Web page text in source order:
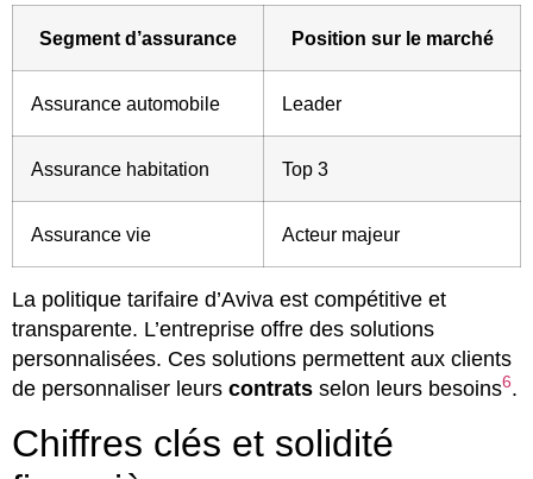
Segment d’assurance Position sur le marché
Assurance automobile Leader
Assurance habitation Top 3
Assurance vie Acteur majeur
La politique tarifaire d’Aviva est compétitive et
transparente. L’entreprise offre des solutions
personnalisées. Ces solutions permettent aux clients
de personnaliser leurs contrats selon leurs besoins6.
Chiffres clés et solidité